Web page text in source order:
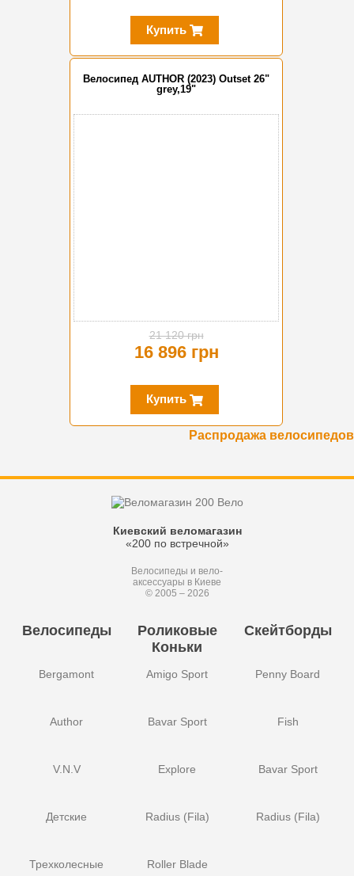
Купить
Велосипед AUTHOR (2023) Outset 26"
grey,19"
21 120 грн
16 896 грн
Купить
Распродажа велосипедов
Киевский веломагазин
«200 по встречной»
Велосипеды и вело-
аксессуары в Киеве
© 2005 – 2026
Велосипеды
Bergamont
Author
V.N.V
Детские
Трехколесные
Роликовые
Коньки
Amigo Sport
Bavar Sport
Explore
Radius (Fila)
Roller Blade
Скейтборды
Penny Board
Fish
Bavar Sport
Radius (Fila)